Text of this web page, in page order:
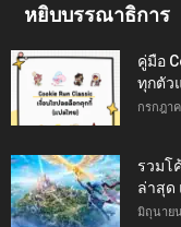
หยิบบรรณาธิการ
คู่มือ
ทุกตัว
กรกฎา
รวมโ
ล่าสุด
มิถุนาย